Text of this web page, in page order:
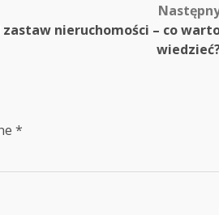
zastaw nieruchomości – co
*